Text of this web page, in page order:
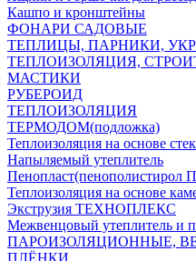
Кашпо и кронштейны
ФОНАРИ САДОВЫЕ
ТЕПЛИЦЫ, ПАРНИКИ,
ТЕПЛОИЗОЛЯЦИЯ,
МАСТИКИ
РУБЕРОИД
ТЕПЛОИЗОЛЯЦИЯ
ТЕРМОДОМ(подложка)
Теплоизоляция на основе
Напыляемый утеплитель
Пенопласт(пенополистирол
Теплоизоляция на основе
Экструзия ТЕХНОПЛЕКС
Межвенцовый утеплитель и
ПАРОИЗОЛЯЦИОННЫЕ,
ПЛЁНКИ